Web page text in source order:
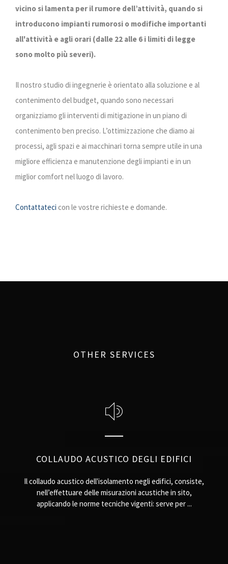
vicino si lamenta per il rumore dell’attività, quando si
introducono impianti rumorosi o modifiche importanti
all'attività e agli orari (dalle 22 alle 6 i limiti di legge
sono molto più severi).
Il nostro studio di ingegnerie è orientato alla soluzione e al
contenimento del budget, quando sono necessari
organizziamo gli interventi di mitigazione in un piano di
contenimento ben preciso. L’ottimizzazione che diamo ai
processi, agli spazi e ai macchinari torna sempre utile in una
migliore efficienza e manutenzione degli impianti e in un
miglior comfort nel luogo di lavoro.
Contattateci con le vostre richieste e domande.
OTHER SERVICES
COLLAUDO ACUSTICO DEGLI EDIFICI
Il collaudo acustico dell'isolamento negli edifici, consiste,
nell’effettuare delle misurazioni acustiche in sito,
applicando le norme tecniche vigenti: serve per ...